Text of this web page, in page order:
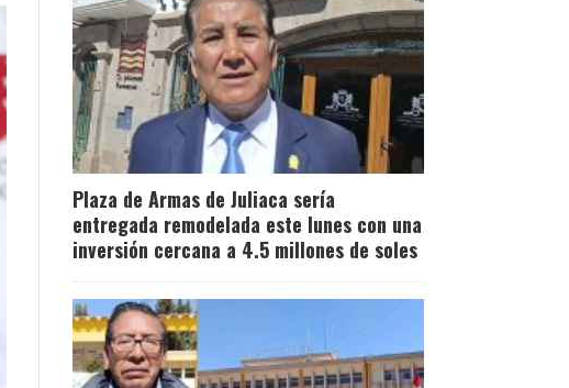
Plaza de Armas de Juliaca sería
entregada remodelada este lunes con una
inversión cercana a 4.5 millones de soles